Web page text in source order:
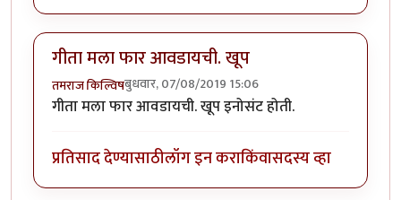
गीता मला फार आवडायची. खूप
तमराज किल्विषबुधवार, 07/08/2019 15:06
गीता मला फार आवडायची. खूप इनोसंट होती.
प्रतिसाद देण्यासाठीलॉग इन कराकिंवासदस्य व्हा